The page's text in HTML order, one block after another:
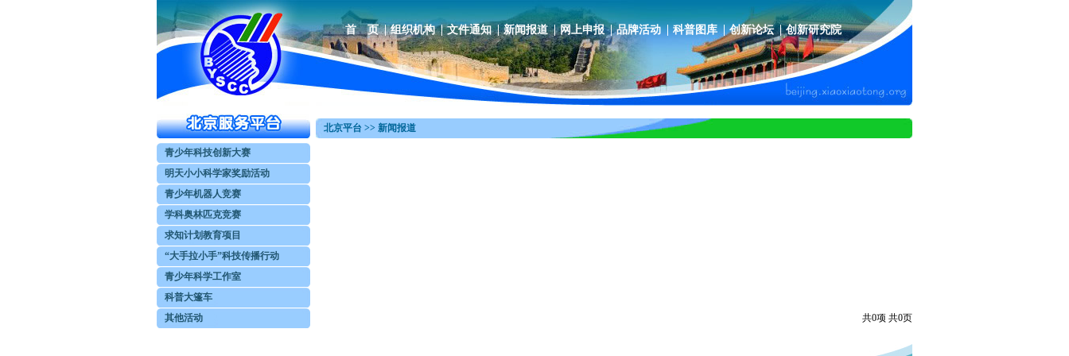
首 页 组织机构 文件通知 新闻报道 网上申报 品牌活动 科普图库 创新论坛 创新研究院
青少年科技创新大赛
明天小小科学家奖励活动
青少年机器人竞赛
学科奥林匹克竞赛
求知计划教育项目
“大手拉小手”科技传播行动
青少年科学工作室
科普大篷车
其他活动
北京平台 >> 新闻报道
共0项 共0页